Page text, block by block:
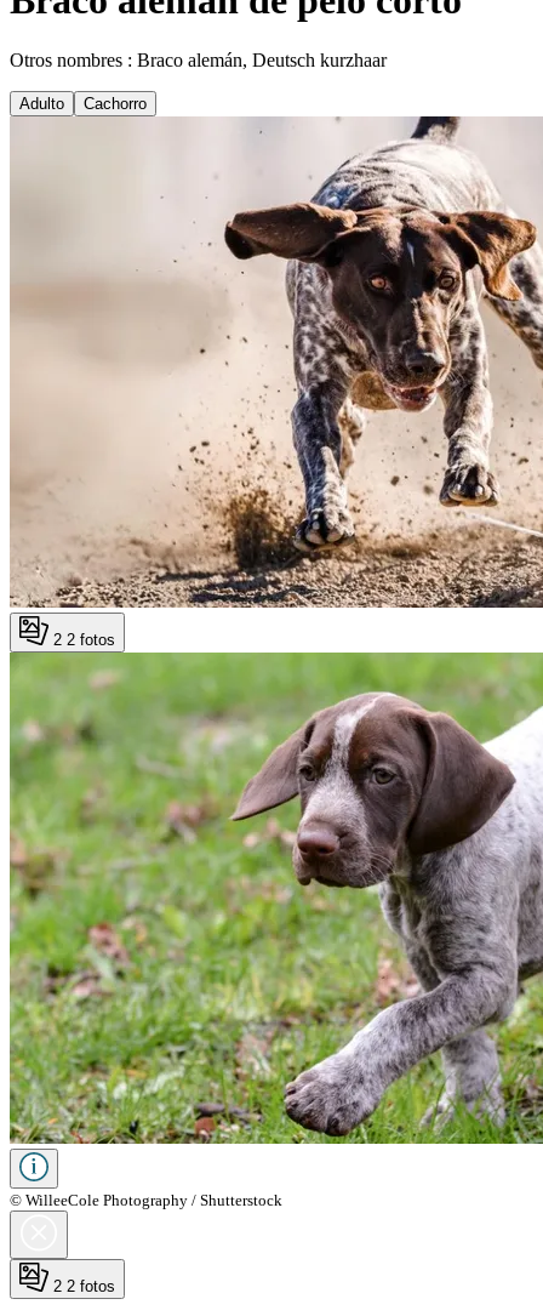
Otros nombres : Braco alemán, Deutsch kurzhaar
Adulto Cachorro
2 2 fotos
© WilleeCole Photography / Shutterstock
2 2 fotos